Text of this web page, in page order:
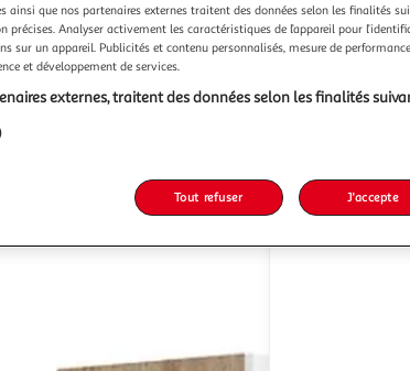
-19 %
Livraison dès 1/2 semaines
-22 %
Livraison
149,99€
ainsi que nos partenaires externes traitent des données selon les finalités
précises. Analyser activement les caractéristiques de l’appareil pour
sur un appareil. Publicités et contenu personnalisés, mesure de
et développement de services.
externes, traitent des données selon les finalités
Tout refuser J'accepte